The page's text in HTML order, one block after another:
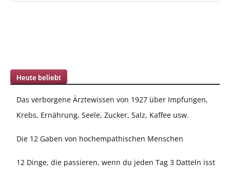
Heute beliebt
Das verborgene Ärztewissen von 1927 über Impfungen,
Krebs, Ernährung, Seele, Zucker, Salz, Kaffee usw.
Die 12 Gaben von hochempathischen Menschen
12 Dinge, die passieren, wenn du jeden Tag 3 Datteln isst